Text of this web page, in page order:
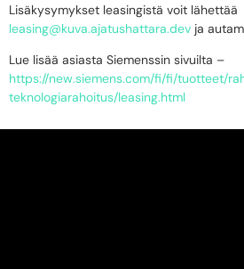
Lisäkysymykset leasingistä voit lähettää
leasing@kuva.ajatushattara.dev ja
Lue lisää asiasta Siemenssin sivuilta –
https://new.siemens.com/fi/fi/tuotteet/
teknologiarahoitus/leasing.html